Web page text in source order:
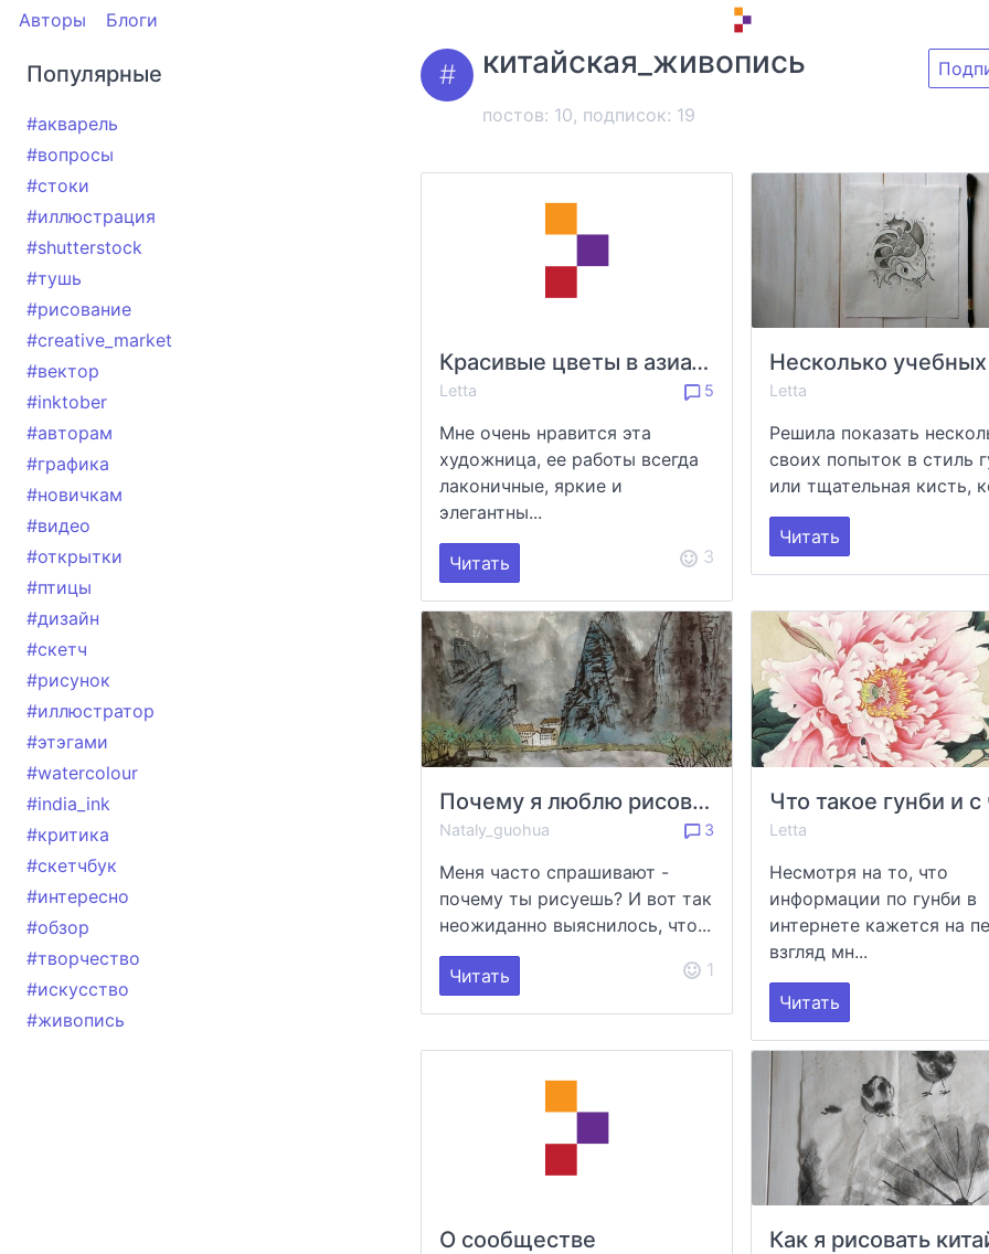
Авторы Блоги
Популярные
#акварель
#вопросы
#стоки
#иллюстрация
#shutterstock
#тушь
#рисование
#creative_market
#вектор
#inktober
#авторам
#графика
#новичкам
#видео
#открытки
#птицы
#дизайн
#скетч
#рисунок
#иллюстратор
#этэгами
#watercolour
#india_ink
#критика
#скетчбук
#интересно
#обзор
#творчество
#искусство
#живопись
китайская_живопись
постов: 10, подписок: 19
Красивые цветы в азиатском стиле от Nan Rae
Letta 5
Мне очень нравится эта
художница, ее работы всегда
лаконичные, яркие и
элегантны...
Читать 3
Letta
Решила показать
своих попыток в стиль
или тщательная кисть,
Читать
Почему я люблю рисовать
Nataly_guohua 3
Меня часто спрашивают -
почему ты рисуешь? И вот так
неожиданно выяснилось, что...
Читать 1
Letta
Несмотря на то, что
информации по гунби в
интернете кажется на
взгляд мн...
Читать
О сообществе